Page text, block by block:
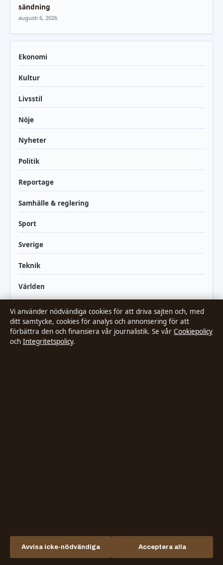
sändning
augusti 6, 2026
Ekonomi
Kultur
Livsstil
Nöje
Nyheter
Politik
Reportage
Samhälle & reglering
Sport
Sverige
Teknik
Världen
Allmänt:
hello@stadsposten.se
Vi använder nödvändiga cookies för att driva sajten och, med
ditt samtycke, cookies för analys och annonsering för att
förbättra den och finansiera vår journalistik. Se vår Cookiepolicy
och Integritetspolicy.
Avvisa icke-nödvändiga Acceptera alla